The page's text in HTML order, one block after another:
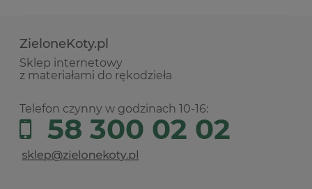
ZieloneKoty.pl
Sklep internetowy
z materiałami do rękodzieła
Telefon czynny w godzinach 10-16:
58 300 02 02